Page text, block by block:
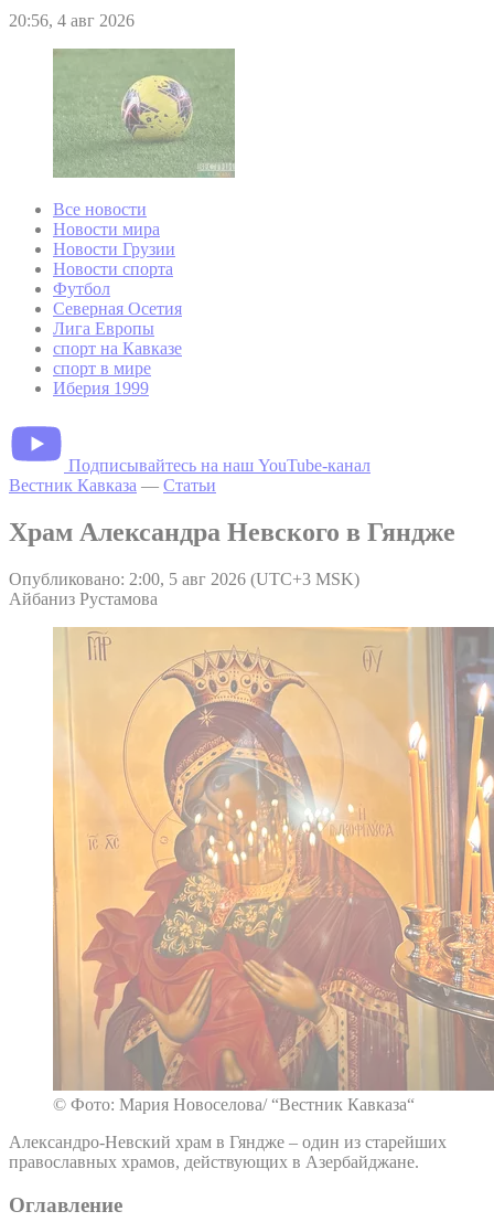
20:56, 4 авг 2026
Все новости
Новости мира
Новости Грузии
Новости спорта
Футбол
Северная Осетия
Лига Европы
спорт на Кавказе
спорт в мире
Иберия 1999
Подписывайтесь на наш YouTube-канал
Вестник Кавказа — Статьи
Храм Александра Невского в Гяндже
Опубликовано: 2:00, 5 авг 2026 (UTC+3 MSK)
Айбаниз Рустамова
© Фото: Мария Новоселова/ “Вестник Кавказа“
Александро-Невский храм в Гяндже – один из старейших
православных храмов, действующих в Азербайджане.
Оглавление